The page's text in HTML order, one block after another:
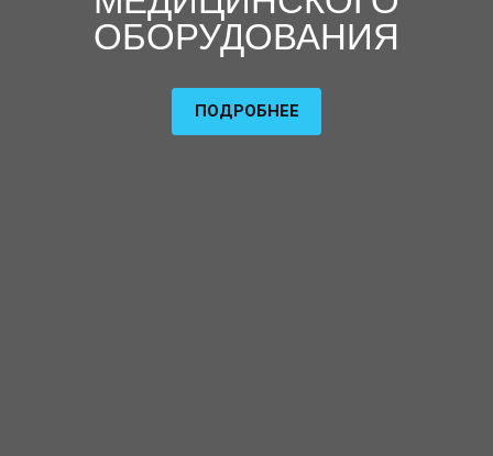
ОБОРУДОВАНИЯ
ПОДРОБНЕЕ